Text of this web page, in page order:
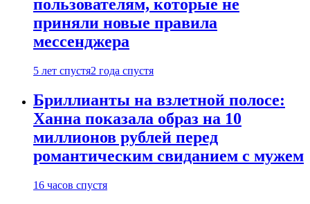
пользователям, которые не
приняли новые правила
мессенджера
5 лет спустя2 года спустя
Бриллианты на взлетной полосе:
Ханна показала образ на 10
миллионов рублей перед
романтическим свиданием с мужем
16 часов спустя